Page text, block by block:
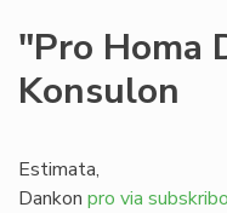
"Pro Homa
Konsulon
Estimata,
Dankon pro via